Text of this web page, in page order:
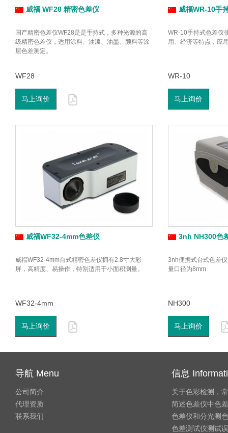
威福 WF28 精密色差仪
国产精密色差仪WF28是是手持式，多种光源的高
级精密色差仪，适用涂料、油漆、油墨、颜料等涂
层色差测定。
WF28
马上询价
威福WR-10手
WR-10手持式色差仪
用、经济等特点，应
WR-10
马上询价
威福WF32-4mm色差仪
威福WF32-4mm台式精密色差仪拥有2.8寸大彩
屏，高精度、易操作，特别适用于小面积测量。
WF32-4mm
马上询价
3nh NH300色
3nh便携式台式色差
量口径为8mm
NH300
马上询价
导航 Menu
公司简介
代理资质
联系我们
信息
关于色彩检测，
简述色差仪中色
色差仪和分光测
色差测试仪测试